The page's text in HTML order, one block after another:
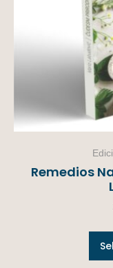
Remedios